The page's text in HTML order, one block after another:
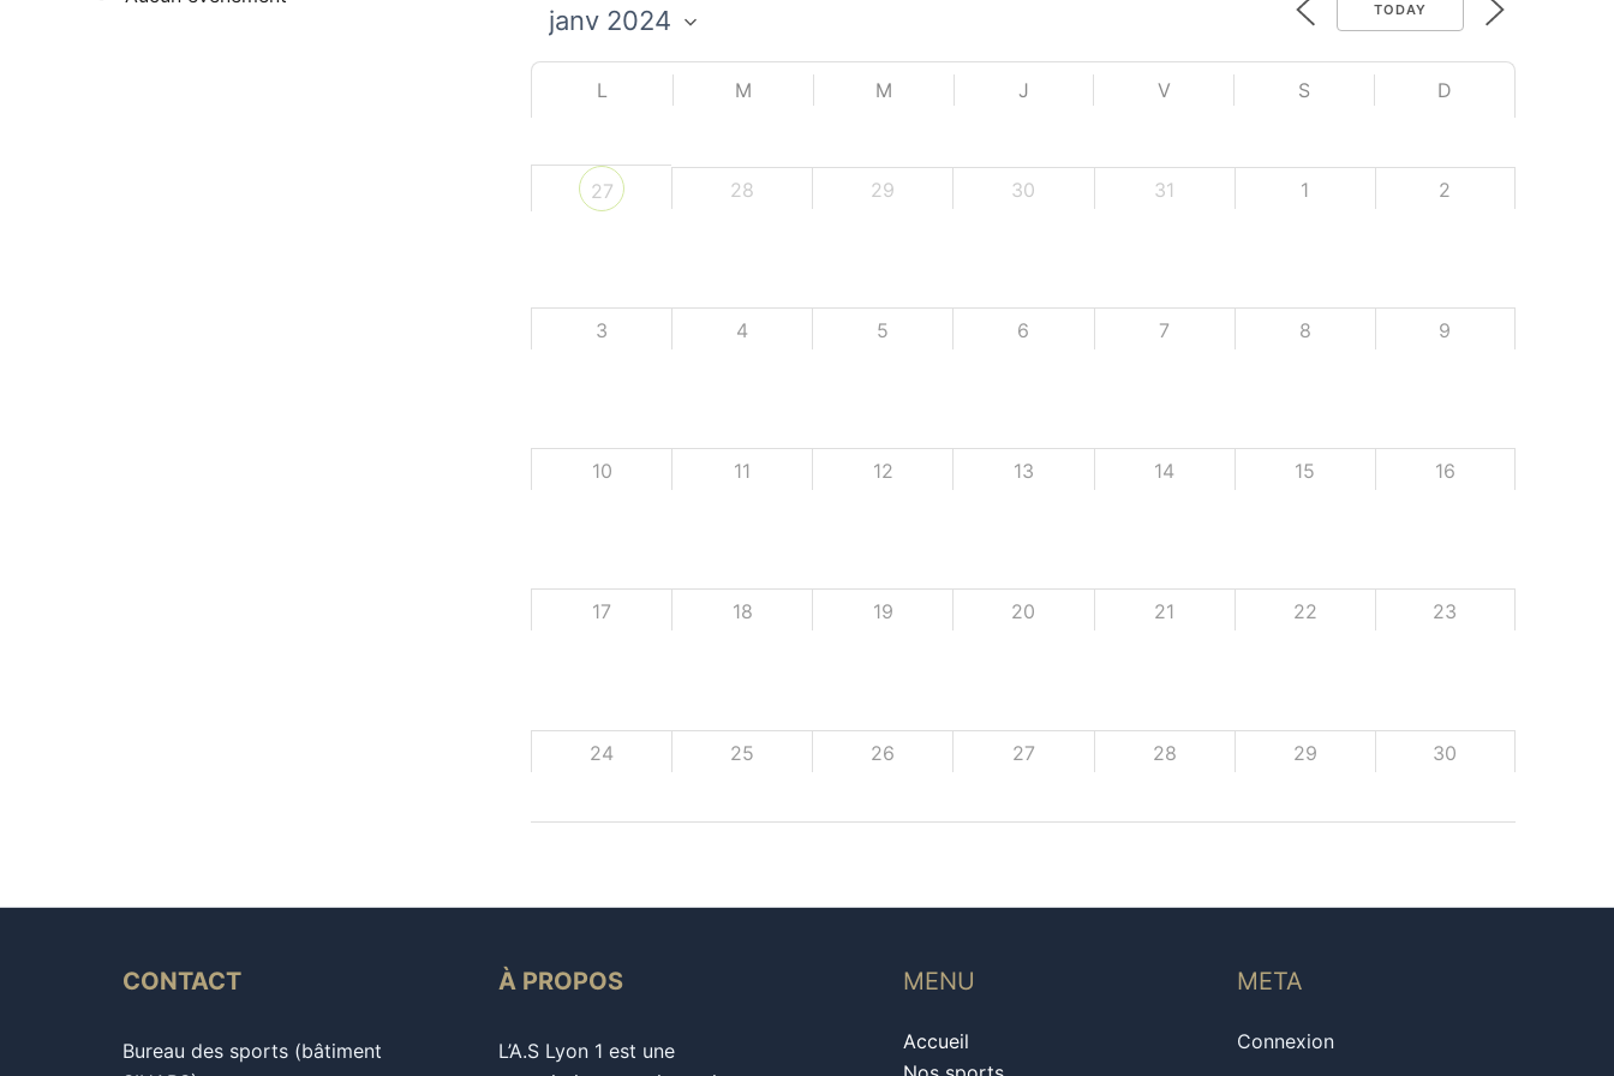
TODAY
L M M J V S D
27 28 29 30 31 1 2
3 4 5 6 7 8 9
10 11 12 13 14 15 16
17 18 19 20 21 22 23
24 25 26 27 28 29 30
CONTACT
Bureau des sports (bâtiment
À PROPOS
L’A.S Lyon 1 est une
MENU
Accueil
META
Connexion